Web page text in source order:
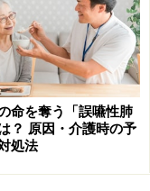
。
体的に教えておく
パーさんは料理の
命を奪う「誤嚥性肺
？ 原因・介護時の予
処法